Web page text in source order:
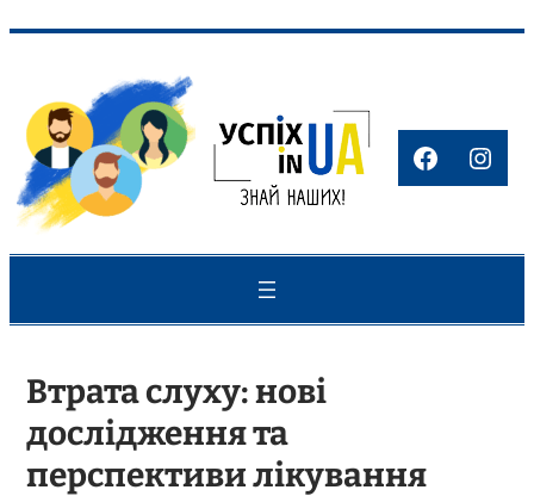
вмісту
Втрата слуху: нові
дослідження та
перспективи лікування